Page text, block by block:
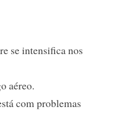
se intensifica nos
aéreo.
com problemas